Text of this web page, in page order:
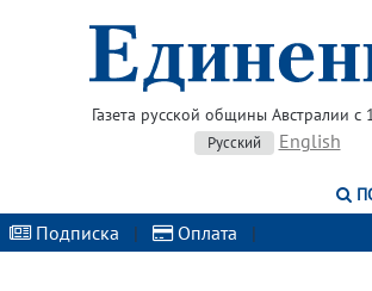
Газета русской общины Австралии с
Русский English
Подписка | Оплата |